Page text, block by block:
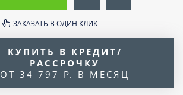
ЗАКАЗАТЬ В ОДИН КЛИК
КУПИТЬ В КРЕДИТ/
РАССРОЧКУ
ОТ 34 797 Р. В МЕСЯЦ